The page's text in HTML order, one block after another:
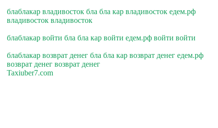
блаблакар владивосток бла бла кар владивосток едем.рф
владивосток владивосток
блаблакар войти бла бла кар войти едем.рф войти войти
блаблакар возврат денег бла бла кар возврат денег едем.рф
возврат денег возврат денег
Taxiuber7.com